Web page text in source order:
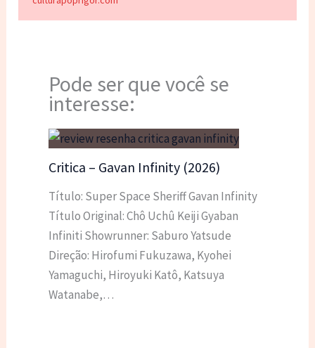
Pode ser que você se
interesse:
Critica – Gavan Infinity (2026)
Título: Super Space Sheriff Gavan Infinity
Título Original: Chô Uchû Keiji Gyaban
Infiniti Showrunner: Saburo Yatsude
Direção: Hirofumi Fukuzawa, Kyohei
Yamaguchi, Hiroyuki Katô, Katsuya
Watanabe,…